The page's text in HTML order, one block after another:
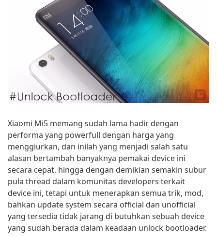
Xiaomi Mi5 memang sudah lama hadir dengan
performa yang powerfull dengan harga yang
menggiurkan, dan inilah yang menjadi salah satu
alasan bertambah banyaknya pemakai device ini
secara cepat, hingga dengan demikian semakin subur
pula thread dalam komunitas developers terkait
device ini, tetapi untuk menerapkan semua trik, mod,
bahkan update system secara official dan unofficial
yang tersedia tidak jarang di butuhkan sebuah device
yang sudah berada dalam keadaan unlock bootloader.